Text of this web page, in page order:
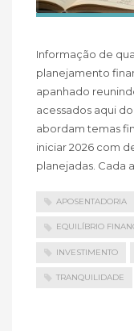
Informação de
planejamento
apanhado
acessados aqui
abordam temas
iniciar 2026 com
planejadas. Cada
APOSENTADORIA
EQUILÍBRIO
INVESTIMENTO
TRANQUILIDADE